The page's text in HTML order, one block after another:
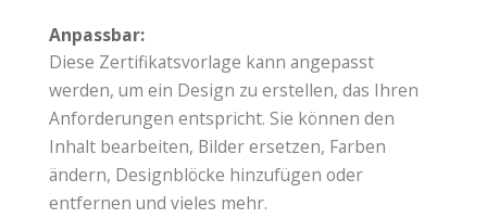
Anpassbar:
Diese Zertifikatsvorlage kann angepasst
werden, um ein Design zu erstellen, das Ihren
Anforderungen entspricht. Sie können den
Inhalt bearbeiten, Bilder ersetzen, Farben
ändern, Designblöcke hinzufügen oder
entfernen und vieles mehr.